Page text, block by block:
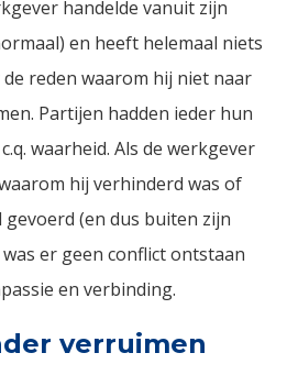
handelde vanuit zijn
en heeft helemaal niets
reden waarom hij niet naar
Partijen hadden ieder hun
waarheid. Als de werkgever
hij verhinderd was of
(en dus buiten zijn
er geen conflict ontstaan
en verbinding.
verruimen